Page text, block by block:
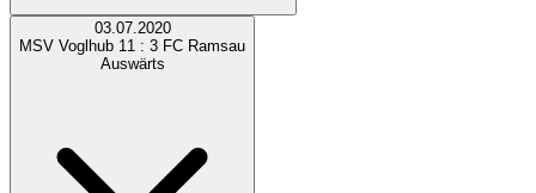
03.07.2020
MSV Voglhub 11 : 3 FC Ramsau
Auswärts